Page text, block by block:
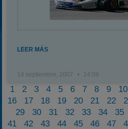
LEER MÁS
14 septiembre, 2007 14:09
1 2 3 4 5 6 7 8 9 10
16
17 18 19 20 21 22
29
30 31 32 33 34 35
41
42 43 44 45 46 47